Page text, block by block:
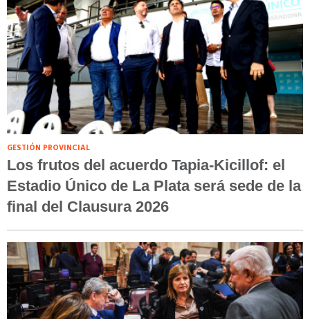
GESTIÓN PROVINCIAL
Los frutos del acuerdo Tapia-Kicillof: el
Estadio Único de La Plata será sede de la
final del Clausura 2026